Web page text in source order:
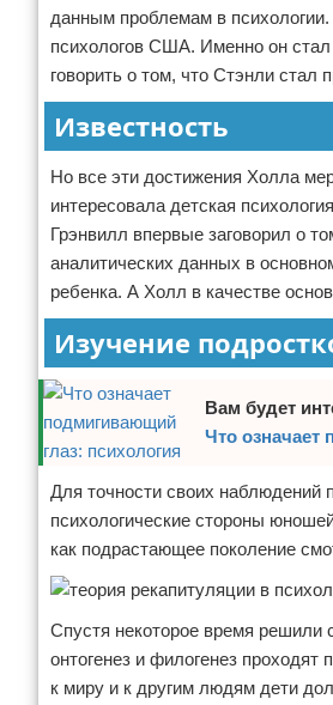
данным проблемам в
психологов США. Именно он
говорить о том, что Стэнли стал
Известность
Но все эти достижения Холла
интересовала детская
Грэнвилл впервые заговорил о
аналитических данных в
ребенка. А Холл в качестве
Изучение
Вам будет
Что означает
Для точности своих наблюдений
психологические стороны
как подрастающее поколение
Спустя некоторое время решили
онтогенез и филогенез проходят
к миру и к другим людям дети